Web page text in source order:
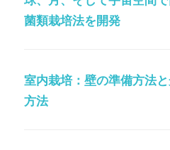
菌類栽培法を開発
室内栽培：壁の準備方法
方法